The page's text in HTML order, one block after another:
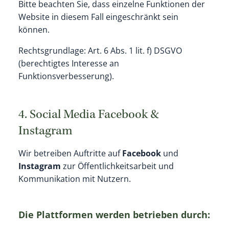
Bitte beachten Sie, dass einzelne Funktionen der
Website in diesem Fall eingeschränkt sein
können.
Rechtsgrundlage: Art. 6 Abs. 1 lit. f) DSGVO
(berechtigtes Interesse an
Funktionsverbesserung).
4. Social Media Facebook &
Instagram
Wir betreiben Auftritte aufFacebookund
Instagram zur Öffentlichkeitsarbeit und
Kommunikation mit Nutzern.
Die Plattformen werden betrieben durch: